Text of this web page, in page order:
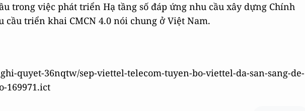
trong việc phát triển Hạ tầng số đáp ứng nhu cầu xây dựng Chính
cầu triển khai CMCN 4.0 nói chung ở Việt Nam.
quyet-36nqtw/sep-viettel-telecom-tuyen-bo-viettel-da-san-sang-de-
169971.ict